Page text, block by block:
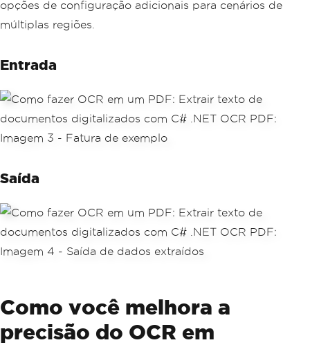
opções de configuração adicionais para cenários de
múltiplas regiões.
Entrada
Saída
Como você melhora a
precisão do OCR em